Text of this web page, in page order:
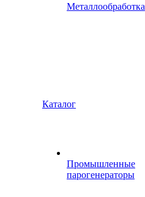
Металлообработка
Каталог
Промышленные
парогенераторы